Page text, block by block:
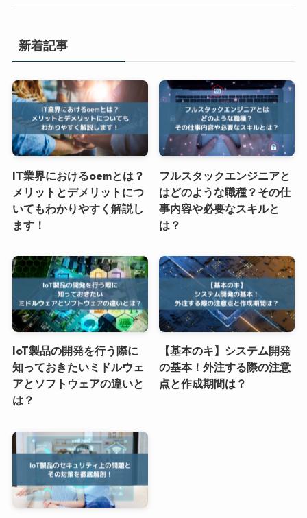
新着記事
IT業界におけるoemとは？
メリットとデメリットにつ
いてもわかりやすく解説し
ます！
フルスタックエンジニアと
はどのような職種？その仕
事内容や必要なスキルと
は？
IoT製品の開発を行う際に
知っておきたいミドルウェ
アとソフトウェアの違いと
は？
【基本のキ】システム開発
の基本！外注する際の注意
点と作成期間は？